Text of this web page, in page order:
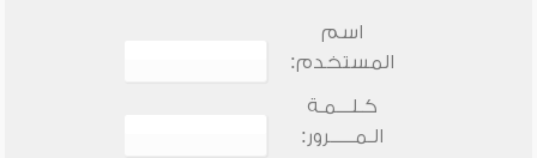
اسم
المستخدم:
كـلـــمـة
الـمـــــرور: